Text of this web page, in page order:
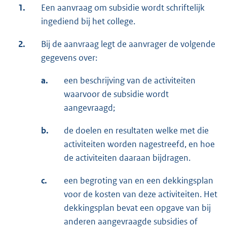
1.
Een aanvraag om subsidie wordt schriftelijk
ingediend bij het college.
2.
Bij de aanvraag legt de aanvrager de volgende
gegevens over:
a.
een beschrijving van de activiteiten
waarvoor de subsidie wordt
aangevraagd;
b.
de doelen en resultaten welke met die
activiteiten worden nagestreefd, en hoe
de activiteiten daaraan bijdragen.
c.
een begroting van en een dekkingsplan
voor de kosten van deze activiteiten. Het
dekkingsplan bevat een opgave van bij
anderen aangevraagde subsidies of